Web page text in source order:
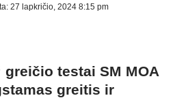
27 lapkričio, 2024 8:15 pm
greičio testai SM MOA
greitis ir